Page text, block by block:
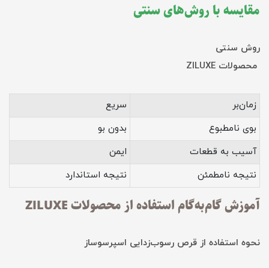
مقایسه با روش‌های سنتی
روش سنتی
محصولات ZILUXE
زمان‌بر
سریع
بوی نامطبوع
بدون بو
آسیب به قطعات
ایمن
نتیجه نامطمئن
نتیجه استاندارد
آموزش گام‌به‌گام استفاده از محصولات ZILUXE
نحوه استفاده از قرص رسوب‌زدایی اسپرسوساز